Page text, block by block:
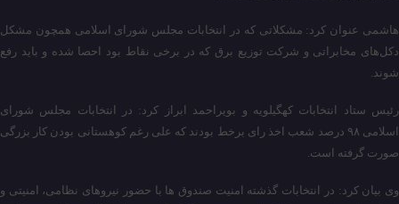
هاشمی عنوان کرد: مشکلاتی که در انتخابات مجلس شورای اسلامی همچون مشکل
دکل‌های مخابراتی و شرکت توزیع برق که در برخی نقاط بود احصا شده و باید رفع
شوند.
رئیس ستاد انتخابات کهگیلویه و بویراحمد ابراز کرد: در انتخابات مجلس شورای
اسلامی ۹۸ درصد شعب اخذ رای برخط بودند که علی رغم کوهستانی بودن کار بزرگی
صورت گرفته است.
وی بیان کرد: در انتخابات گذشته امنیت صندوق ها با حضور نیروهای نظامی، امنیتی و